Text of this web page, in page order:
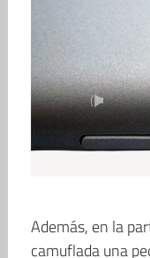
Además, en la
camuflada una